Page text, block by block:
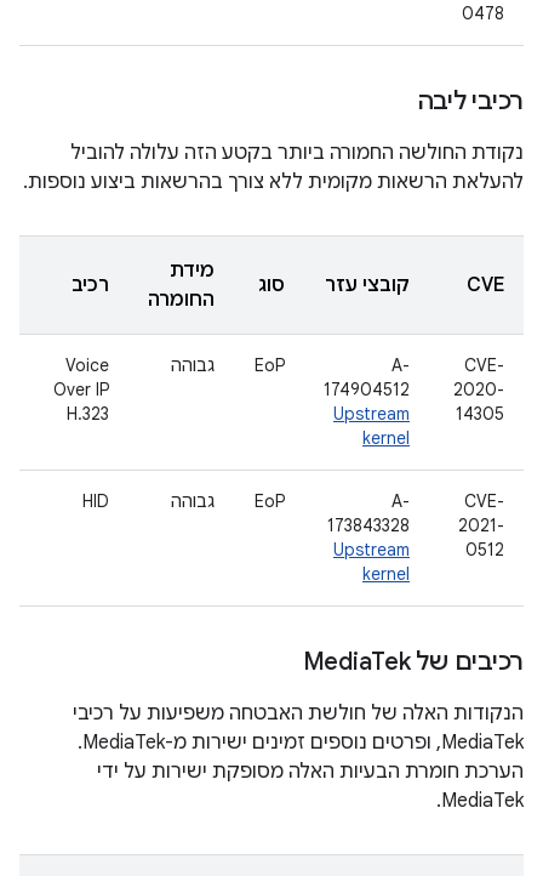
0478
רכיבי ליבה
נקודת החולשה החמורה ביותר בקטע הזה עלולה להוביל
להעלאת הרשאות מקומית ללא צורך בהרשאות ביצוע נוספות.
CVE קובצי עזר סוג
מידת
החומרה
רכיב
CVE-
2020-
14305
A-
174904512
Upstream
kernel
EoP גבוהה
Voice
Over IP
H.323
CVE-
2021-
0512
A-
173843328
Upstream
kernel
EoP גבוהה HID
רכיבים של MediaTek
הנקודות האלה של חולשת האבטחה משפיעות על רכיבי
MediaTek, ופרטים נוספים זמינים ישירות מ-MediaTek.
הערכת חומרת הבעיות האלה מסופקת ישירות על ידי
MediaTek.